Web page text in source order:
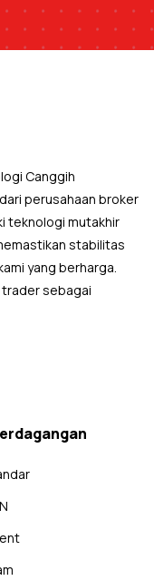
Canggih
perusahaan broker
teknologi mutakhir
stabilitas
yang berharga.
sebagai